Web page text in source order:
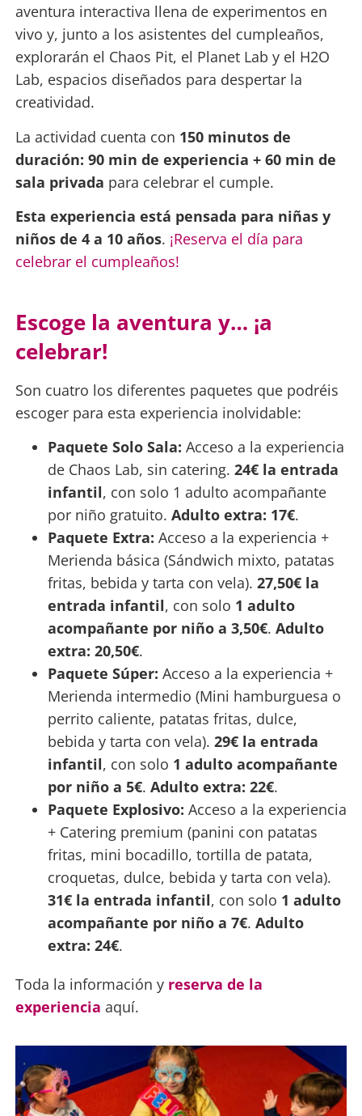
aventura interactiva llena de experimentos en
vivo y, junto a los asistentes del cumpleaños,
explorarán el Chaos Pit, el Planet Lab y el H2O
Lab, espacios diseñados para despertar la
creatividad.
La actividad cuenta con 150 minutos de
duración: 90 min de experiencia + 60 min de
sala privada para celebrar el cumple.
Esta experiencia está pensada para niñas y
niños de 4 a 10 años. ¡Reserva el día para
celebrar el cumpleaños!
Escoge la aventura y… ¡a
celebrar!
Son cuatro los diferentes paquetes que podréis
escoger para esta experiencia inolvidable:
Paquete Solo Sala: Acceso a la experiencia
de Chaos Lab, sin catering. 24€ la entrada
infantil, con solo 1 adulto acompañante
por niño gratuito. Adulto extra: 17€.
Paquete Extra: Acceso a la experiencia +
Merienda básica (Sándwich mixto, patatas
fritas, bebida y tarta con vela). 27,50€ la
entrada infantil, con solo 1 adulto
acompañante por niño a 3,50€. Adulto
extra: 20,50€.
Paquete Súper: Acceso a la experiencia +
Merienda intermedio (Mini hamburguesa o
perrito caliente, patatas fritas, dulce,
bebida y tarta con vela). 29€ la entrada
infantil, con solo 1 adulto acompañante
por niño a 5€. Adulto extra: 22€.
Paquete Explosivo: Acceso a la experiencia
+ Catering premium (panini con patatas
fritas, mini bocadillo, tortilla de patata,
croquetas, dulce, bebida y tarta con vela).
31€ la entrada infantil, con solo 1 adulto
acompañante por niño a 7€. Adulto
extra: 24€.
Toda la información y reserva de la
experiencia aquí.